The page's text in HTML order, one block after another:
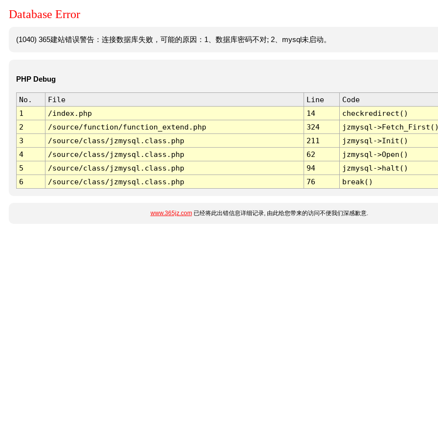
Database Error
(1040) 365建站错误警告：连接数据库失败，可能的原因：1、数据库密码不对; 2、mysql未启动。
PHP Debug
No. File Line
Code
1
/index.php 14
checkredirect()
2
/source/function/function_extend.php 324
jzmysql-
3
/source/class/jzmysql.class.php 211
jzmysql->Init()
4
/source/class/jzmysql.class.php 62
jzmysql->Open()
5
/source/class/jzmysql.class.php 94
jzmysql->halt()
6
/source/class/jzmysql.class.php 76 break()
www.365jz.com已经将此出错信息详细记录, 由此给您带来的访问不便我们深感歉意.